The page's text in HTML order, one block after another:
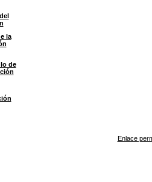
la
de
Enlace